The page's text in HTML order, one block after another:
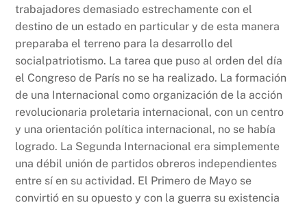
trabajadores demasiado estrechamente con el
destino de un estado en particular y de esta manera
preparaba el terreno para la desarrollo del
socialpatriotismo. La tarea que puso al orden del día
el Congreso de París no se ha realizado. La formación
de una Internacional como organización de la acción
revolucionaria proletaria internacional, con un centro
y una orientación política internacional, no se había
logrado. La Segunda Internacional era simplemente
una débil unión de partidos obreros independientes
entre sí en su actividad. El Primero de Mayo se
convirtió en su opuesto y con la guerra su existencia